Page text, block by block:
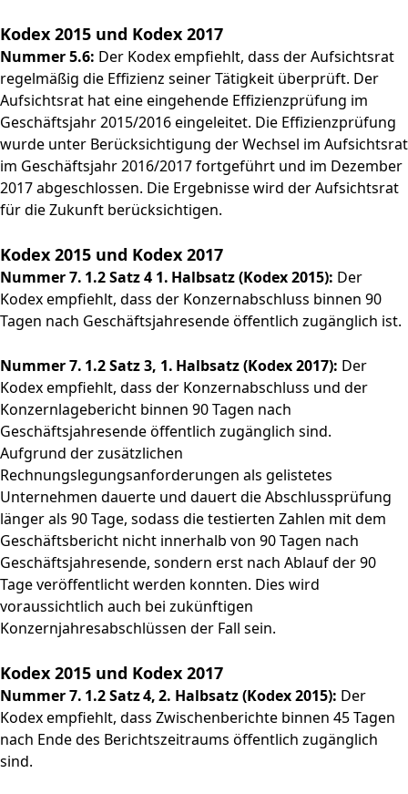
Kodex 2015 und Kodex 2017
Nummer 5.6: Der Kodex empfiehlt, dass der Aufsichtsrat
regelmäßig die Effizienz seiner Tätigkeit überprüft. Der
Aufsichtsrat hat eine eingehende Effizienzprüfung im
Geschäftsjahr 2015/2016 eingeleitet. Die Effizienzprüfung
wurde unter Berücksichtigung der Wechsel im Aufsichtsrat
im Geschäftsjahr 2016/2017 fortgeführt und im Dezember
2017 abgeschlossen. Die Ergebnisse wird der Aufsichtsrat
für die Zukunft berücksichtigen.
Kodex 2015 und Kodex 2017
Nummer 7. 1.2 Satz 4 1. Halbsatz (Kodex 2015): Der
Kodex empfiehlt, dass der Konzernabschluss binnen 90
Tagen nach Geschäftsjahresende öffentlich zugänglich ist.
Nummer 7. 1.2 Satz 3, 1. Halbsatz (Kodex 2017): Der
Kodex empfiehlt, dass der Konzernabschluss und der
Konzernlagebericht binnen 90 Tagen nach
Geschäftsjahresende öffentlich zugänglich sind.
Aufgrund der zusätzlichen
Rechnungslegungsanforderungen als gelistetes
Unternehmen dauerte und dauert die Abschlussprüfung
länger als 90 Tage, sodass die testierten Zahlen mit dem
Geschäftsbericht nicht innerhalb von 90 Tagen nach
Geschäftsjahresende, sondern erst nach Ablauf der 90
Tage veröffentlicht werden konnten. Dies wird
voraussichtlich auch bei zukünftigen
Konzernjahresabschlüssen der Fall sein.
Kodex 2015 und Kodex 2017
Nummer 7. 1.2 Satz 4, 2. Halbsatz (Kodex 2015): Der
Kodex empfiehlt, dass Zwischenberichte binnen 45 ­Tagen
nach Ende des Berichtszeitraums öffentlich zugänglich
sind.